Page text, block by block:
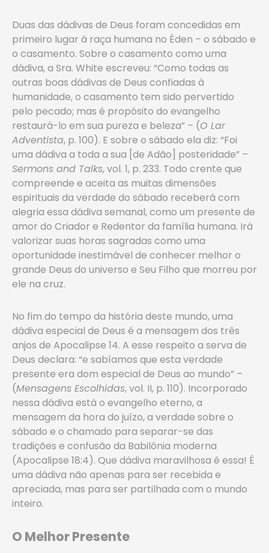
Duas das dádivas de Deus foram concedidas em
primeiro lugar à raça humana no Éden – o sábado e
o casamento. Sobre o casamento como uma
dádiva, a Sra. White escreveu: “Como todas as
outras boas dádivas de Deus confiadas à
humanidade, o casamento tem sido pervertido
pelo pecado; mas é propósito do evangelho
restaurá-lo em sua pureza e beleza” – (O Lar
Adventista, p. 100). E sobre o sábado ela diz: “Foi
uma dádiva a toda a sua [de Adão] posteridade” –
Sermons and Talks, vol. 1, p. 233. Todo crente que
compreende e aceita as muitas dimensões
espirituais da verdade do sábado receberá com
alegria essa dádiva semanal, como um presente de
amor do Criador e Redentor da família humana. Irá
valorizar suas horas sagradas como uma
oportunidade inestimável de conhecer melhor o
grande Deus do universo e Seu Filho que morreu por
ele na cruz.
No fim do tempo da história deste mundo, uma
dádiva especial de Deus é a mensagem dos três
anjos de Apocalipse 14. A esse respeito a serva de
Deus declara: “e sabíamos que esta verdade
presente era dom especial de Deus ao mundo” –
(Mensagens Escolhidas, vol. II, p. 110). Incorporado
nessa dádiva está o evangelho eterno, a
mensagem da hora do juízo, a verdade sobre o
sábado e o chamado para separar-se das
tradições e confusão da Babilônia moderna
(Apocalipse 18:4). Que dádiva maravilhosa é essa! É
uma dádiva não apenas para ser recebida e
apreciada, mas para ser partilhada com o mundo
inteiro.
O Melhor Presente